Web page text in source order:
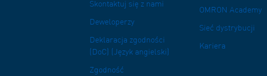
Skontaktuj się z nami
Deweloperzy
Deklaracja zgodności
(DoC) (Język angielski)
Zgodność
OMRON Academy
Sieć dystrybucji
Kariera